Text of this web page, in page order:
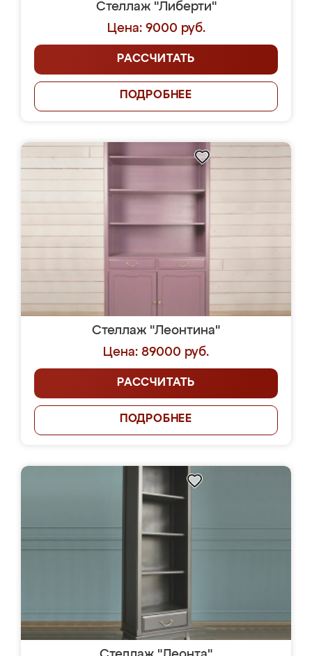
Стеллаж "Либерти"
Цена: 9000 руб.
РАССЧИТАТЬ
ПОДРОБНЕЕ
Стеллаж "Леонтина"
Цена: 89000 руб.
РАССЧИТАТЬ
ПОДРОБНЕЕ